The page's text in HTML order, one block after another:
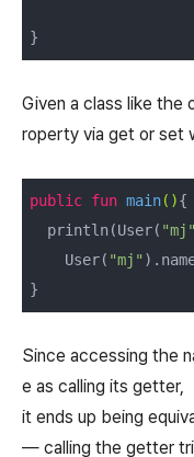
}
Given a class like the
roperty via get or set
public fun main(){
  println(User(
"mj"
    User(
"mj"
}
Since accessing the
e as calling its getter,
it ends up being
— calling the getter